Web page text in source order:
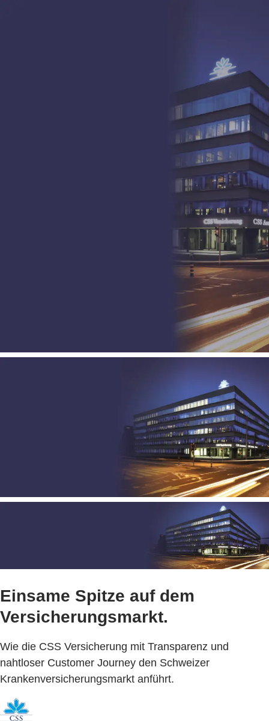
Einsame Spitze auf dem
Versicherungsmarkt.
Wie die CSS Versicherung mit Transparenz und
nahtloser Customer Journey den Schweizer
Krankenversicherungsmarkt anführt.